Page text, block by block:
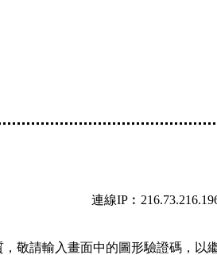
連線
敬請輸入畫面中的圖形驗證碼，以